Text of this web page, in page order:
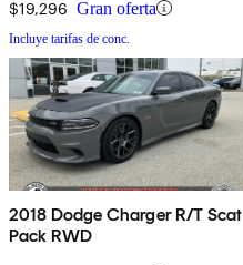
$19,296 Gran oferta
Incluye tarifas de conc.
2018 Dodge Charger R/T Scat
Pack RWD